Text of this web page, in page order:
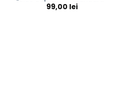
99,00 lei